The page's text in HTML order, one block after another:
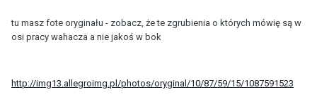
tu masz fote oryginału - zobacz, że te zgrubienia o których mówię są w
osi pracy wahacza a nie jakoś w bok
http://img13.allegroimg.pl/photos/oryginal/10/87/59/15/1087591523